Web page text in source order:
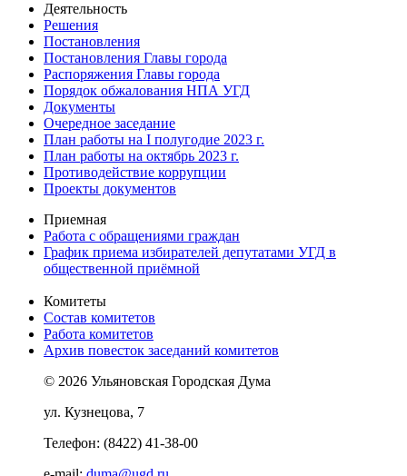
Деятельность
Решения
Постановления
Постановления Главы города
Распоряжения Главы города
Порядок обжалования НПА УГД
Документы
Очередное заседание
План работы на I полугодие 2023 г.
План работы на октябрь 2023 г.
Противодействие коррупции
Проекты документов
Приемная
Работа с обращениями граждан
График приема избирателей депутатами УГД в
общественной приёмной
Комитеты
Состав комитетов
Работа комитетов
Архив повесток заседаний комитетов
© 2026 Ульяновская Городская Дума
ул. Кузнецова, 7
Телефон: (8422) 41-38-00